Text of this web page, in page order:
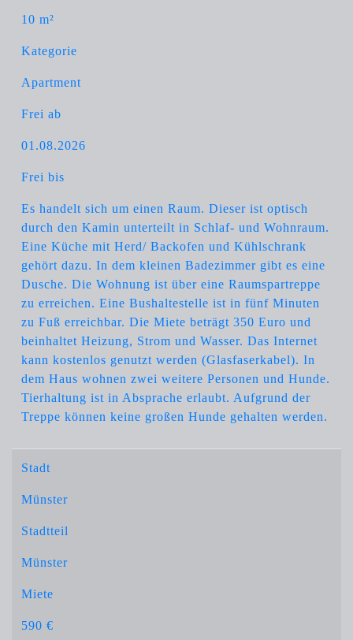
10 m²
Kategorie
Apartment
Frei ab
01.08.2026
Frei bis
Es handelt sich um einen Raum. Dieser ist optisch
durch den Kamin unterteilt in Schlaf- und Wohnraum.
Eine Küche mit Herd/ Backofen und Kühlschrank
gehört dazu. In dem kleinen Badezimmer gibt es eine
Dusche. Die Wohnung ist über eine Raumspartreppe
zu erreichen. Eine Bushaltestelle ist in fünf Minuten
zu Fuß erreichbar. Die Miete beträgt 350 Euro und
beinhaltet Heizung, Strom und Wasser. Das Internet
kann kostenlos genutzt werden (Glasfaserkabel). In
dem Haus wohnen zwei weitere Personen und Hunde.
Tierhaltung ist in Absprache erlaubt. Aufgrund der
Treppe können keine großen Hunde gehalten werden.
Stadt
Münster
Stadtteil
Münster
Miete
590 €